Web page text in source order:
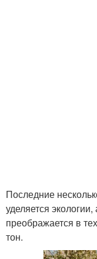
Последние
уделяется
преображается в
тон.